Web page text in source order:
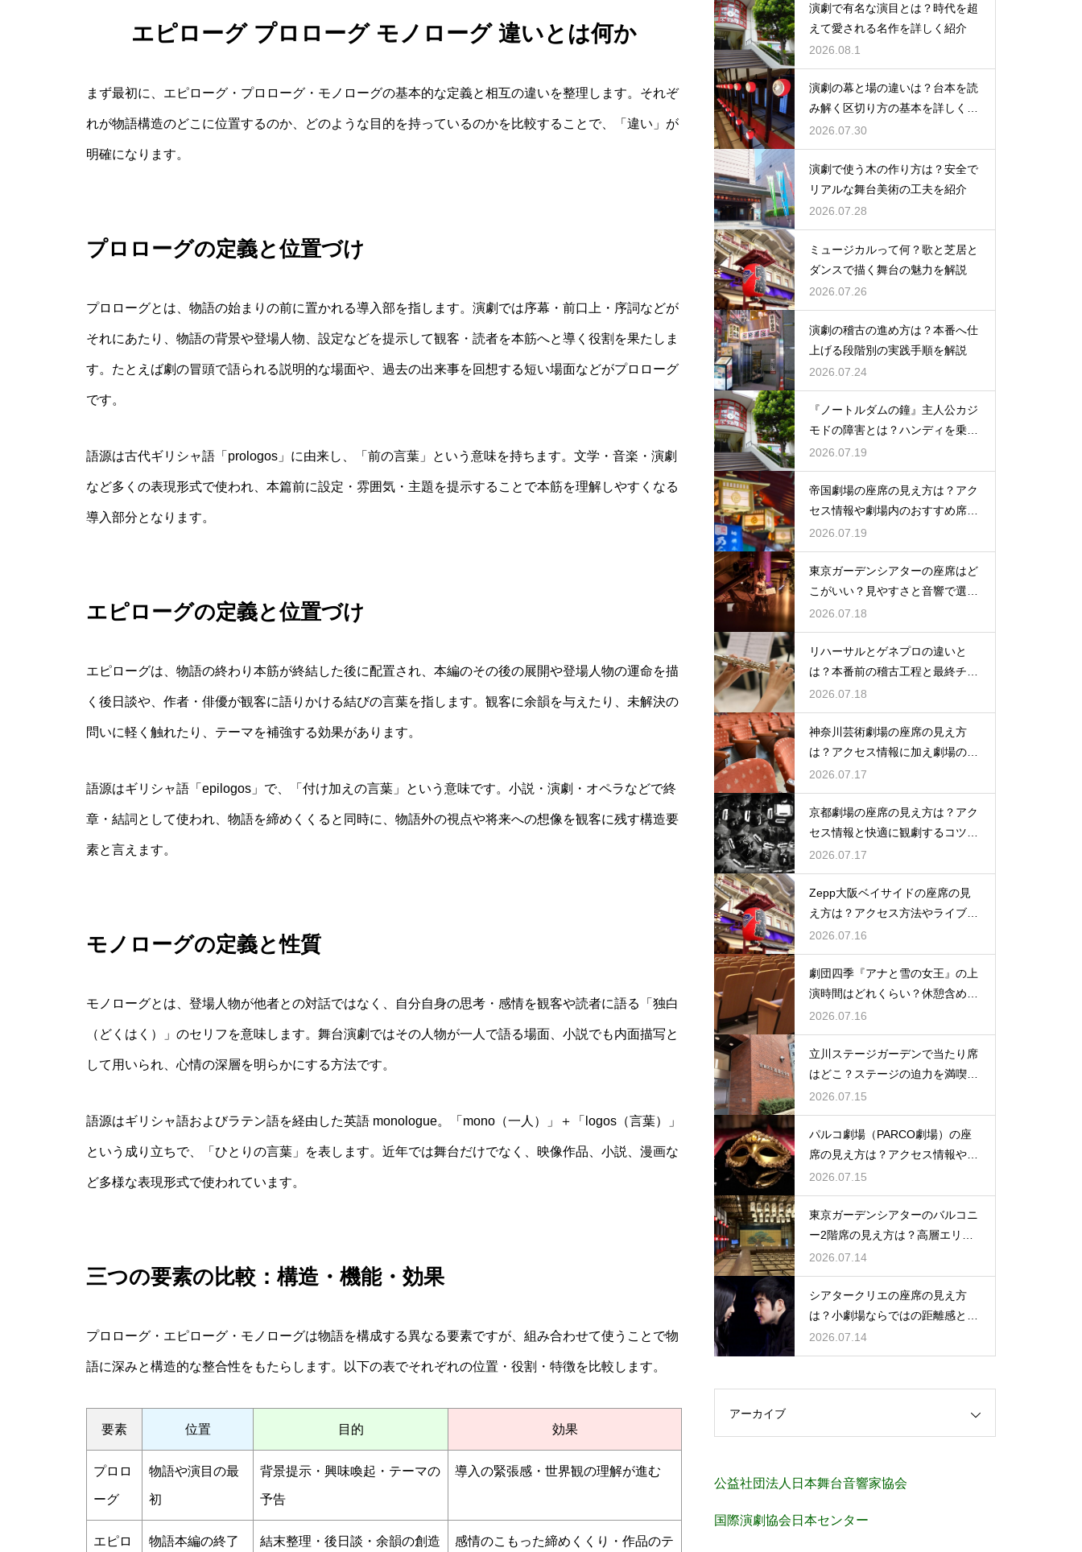
エピローグ プロローグ モノローグ 違いとは何か
まず最初に、エピローグ・プロローグ・モノローグの基本的な定義と相互の違いを整理します。それぞ
れが物語構造のどこに位置するのか、どのような目的を持っているのかを比較することで、「違い」が
明確になります。
プロローグの定義と位置づけ
プロローグとは、物語の始まりの前に置かれる導入部を指します。演劇では序幕・前口上・序詞などが
それにあたり、物語の背景や登場人物、設定などを提示して観客・読者を本筋へと導く役割を果たしま
す。たとえば劇の冒頭で語られる説明的な場面や、過去の出来事を回想する短い場面などがプロローグ
です。
語源は古代ギリシャ語「prologos」に由来し、「前の言葉」という意味を持ちます。文学・音楽・演劇
など多くの表現形式で使われ、本篇前に設定・雰囲気・主題を提示することで本筋を理解しやすくなる
導入部分となります。
エピローグの定義と位置づけ
エピローグは、物語の終わり本筋が終結した後に配置され、本編のその後の展開や登場人物の運命を描
く後日談や、作者・俳優が観客に語りかける結びの言葉を指します。観客に余韻を与えたり、未解決の
問いに軽く触れたり、テーマを補強する効果があります。
語源はギリシャ語「epilogos」で、「付け加えの言葉」という意味です。小説・演劇・オペラなどで終
章・結詞として使われ、物語を締めくくると同時に、物語外の視点や将来への想像を観客に残す構造要
素と言えます。
モノローグの定義と性質
モノローグとは、登場人物が他者との対話ではなく、自分自身の思考・感情を観客や読者に語る「独白
（どくはく）」のセリフを意味します。舞台演劇ではその人物が一人で語る場面、小説でも内面描写と
して用いられ、心情の深層を明らかにする方法です。
語源はギリシャ語およびラテン語を経由した英語 monologue。「mono（一人）」＋「logos（言葉）」
という成り立ちで、「ひとりの言葉」を表します。近年では舞台だけでなく、映像作品、小説、漫画な
ど多様な表現形式で使われています。
三つの要素の比較：構造・機能・効果
プロローグ・エピローグ・モノローグは物語を構成する異なる要素ですが、組み合わせて使うことで物
語に深みと構造的な整合性をもたらします。以下の表でそれぞれの位置・役割・特徴を比較します。
要素 位置 目的 効果
プロロ
ーグ
物語や演目の最
初
背景提示・興味喚起・テーマの
予告
導入の緊張感・世界観の理解が進む
エピロ 物語本編の終了 結末整理・後日談・余韻の創造 感情のこもった締めくくり・作品のテ
演劇で有名な演目とは？時代を超
えて愛される名作を詳しく紹介
2026.08.1
演劇の幕と場の違いは？台本を読
み解く区切り方の基本を詳しく解
説
2026.07.30
演劇で使う木の作り方は？安全で
リアルな舞台美術の工夫を紹介
2026.07.28
ミュージカルって何？歌と芝居と
ダンスで描く舞台の魅力を解説
2026.07.26
演劇の稽古の進め方は？本番へ仕
上げる段階別の実践手順を解説
2026.07.24
『ノートルダムの鐘』主人公カジ
モドの障害とは？ハンディを乗り
越える姿に感動
2026.07.19
帝国劇場の座席の見え方は？アク
セス情報や劇場内のおすすめ席を
徹底ガイド
2026.07.19
東京ガーデンシアターの座席はど
こがいい？見やすさと音響で選ぶ
おすすめのポジション
2026.07.18
リハーサルとゲネプロの違いと
は？本番前の稽古工程と最終チェ
ックの意味を解説
2026.07.18
神奈川芸術劇場の座席の見え方
は？アクセス情報に加え劇場の魅
力を徹底解説
2026.07.17
京都劇場の座席の見え方は？アク
セス情報と快適に観劇するコツを
事前にチェック
2026.07.17
Zepp大阪ベイサイドの座席の見
え方は？アクセス方法やライブを
楽しむポイントを紹介
2026.07.16
劇団四季『アナと雪の女王』の上
演時間はどれくらい？休憩含めた
公演の長さを解説
2026.07.16
立川ステージガーデンで当たり席
はどこ？ステージの迫力を満喫で
きるベストポジションを紹介
2026.07.15
パルコ劇場（PARCO劇場）の座
席の見え方は？アクセス情報や劇
場の特徴も徹底紹介
2026.07.15
東京ガーデンシアターのバルコニ
ー2階席の見え方は？高層エリア
からの視界と音響をチェック
2026.07.14
シアタークリエの座席の見え方
は？小劇場ならではの距離感と見
やすさを解説
2026.07.14
アーカイブ
公益社団法人日本舞台音響家協会
国際演劇協会日本センター